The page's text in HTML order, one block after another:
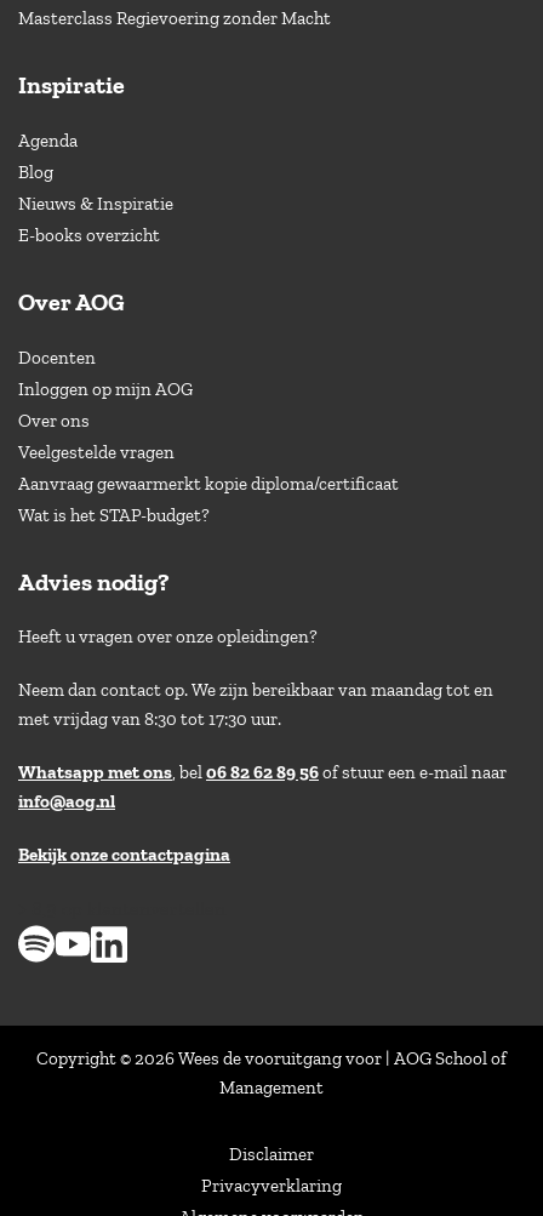
Masterclass Regievoering zonder Macht
Inspiratie
Agenda
Blog
Nieuws & Inspiratie
E-books overzicht
Over AOG
Docenten
Inloggen op mijn AOG
Over ons
Veelgestelde vragen
Aanvraag gewaarmerkt kopie diploma/certificaat
Wat is het STAP-budget?
Advies nodig?
Heeft u vragen over onze opleidingen?
Neem dan contact op. We zijn bereikbaar van maandag tot en
met vrijdag van 8:30 tot 17:30 uur.
Whatsapp met ons, bel06 82 62 89 56of stuur een e-mail naar
info@aog.nl
Bekijk onze contactpagina
Copyright © 2026 Wees de vooruitgang voor | AOG School of
Management
Disclaimer
Privacyverklaring